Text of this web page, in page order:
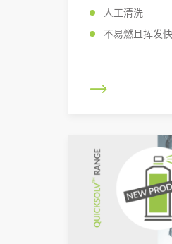
人工清洗
不易燃且挥发快